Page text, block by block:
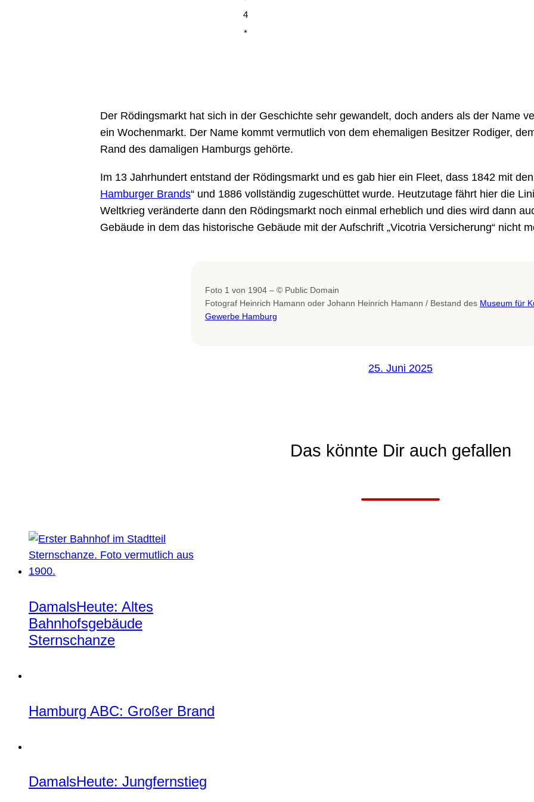
4
*
Der Rödingsmarkt hat sich in der Geschichte sehr gewandelt, doch anders als der Name
ein Wochenmarkt. Der Name kommt vermutlich von dem ehemaligen Besitzer Rodiger,
Rand des damaligen Hamburgs gehörte.
Im 13 Jahrhundert entstand der Rödingsmarkt und es gab hier ein Fleet, dass 1842 mit
Hamburger Brands“ und 1886 vollständig zugeschüttet wurde. Heutzutage fährt hier die
Weltkrieg veränderte dann den Rödingsmarkt noch einmal erheblich und dies wird dann
Gebäude in dem das historische Gebäude mit der Aufschrift „Vicotria Versicherung“ nicht
Foto 1 von 1904 – © Public Domain
Fotograf Heinrich Hamann oder Johann Heinrich Hamann / Bestand des Museum für
Gewerbe Hamburg
25. Juni 2025
Das könnte Dir auch gefallen
DamalsHeute: Altes
Bahnhofsgebäude
Sternschanze
Hamburg ABC: Großer Brand
DamalsHeute: Jungfernstieg